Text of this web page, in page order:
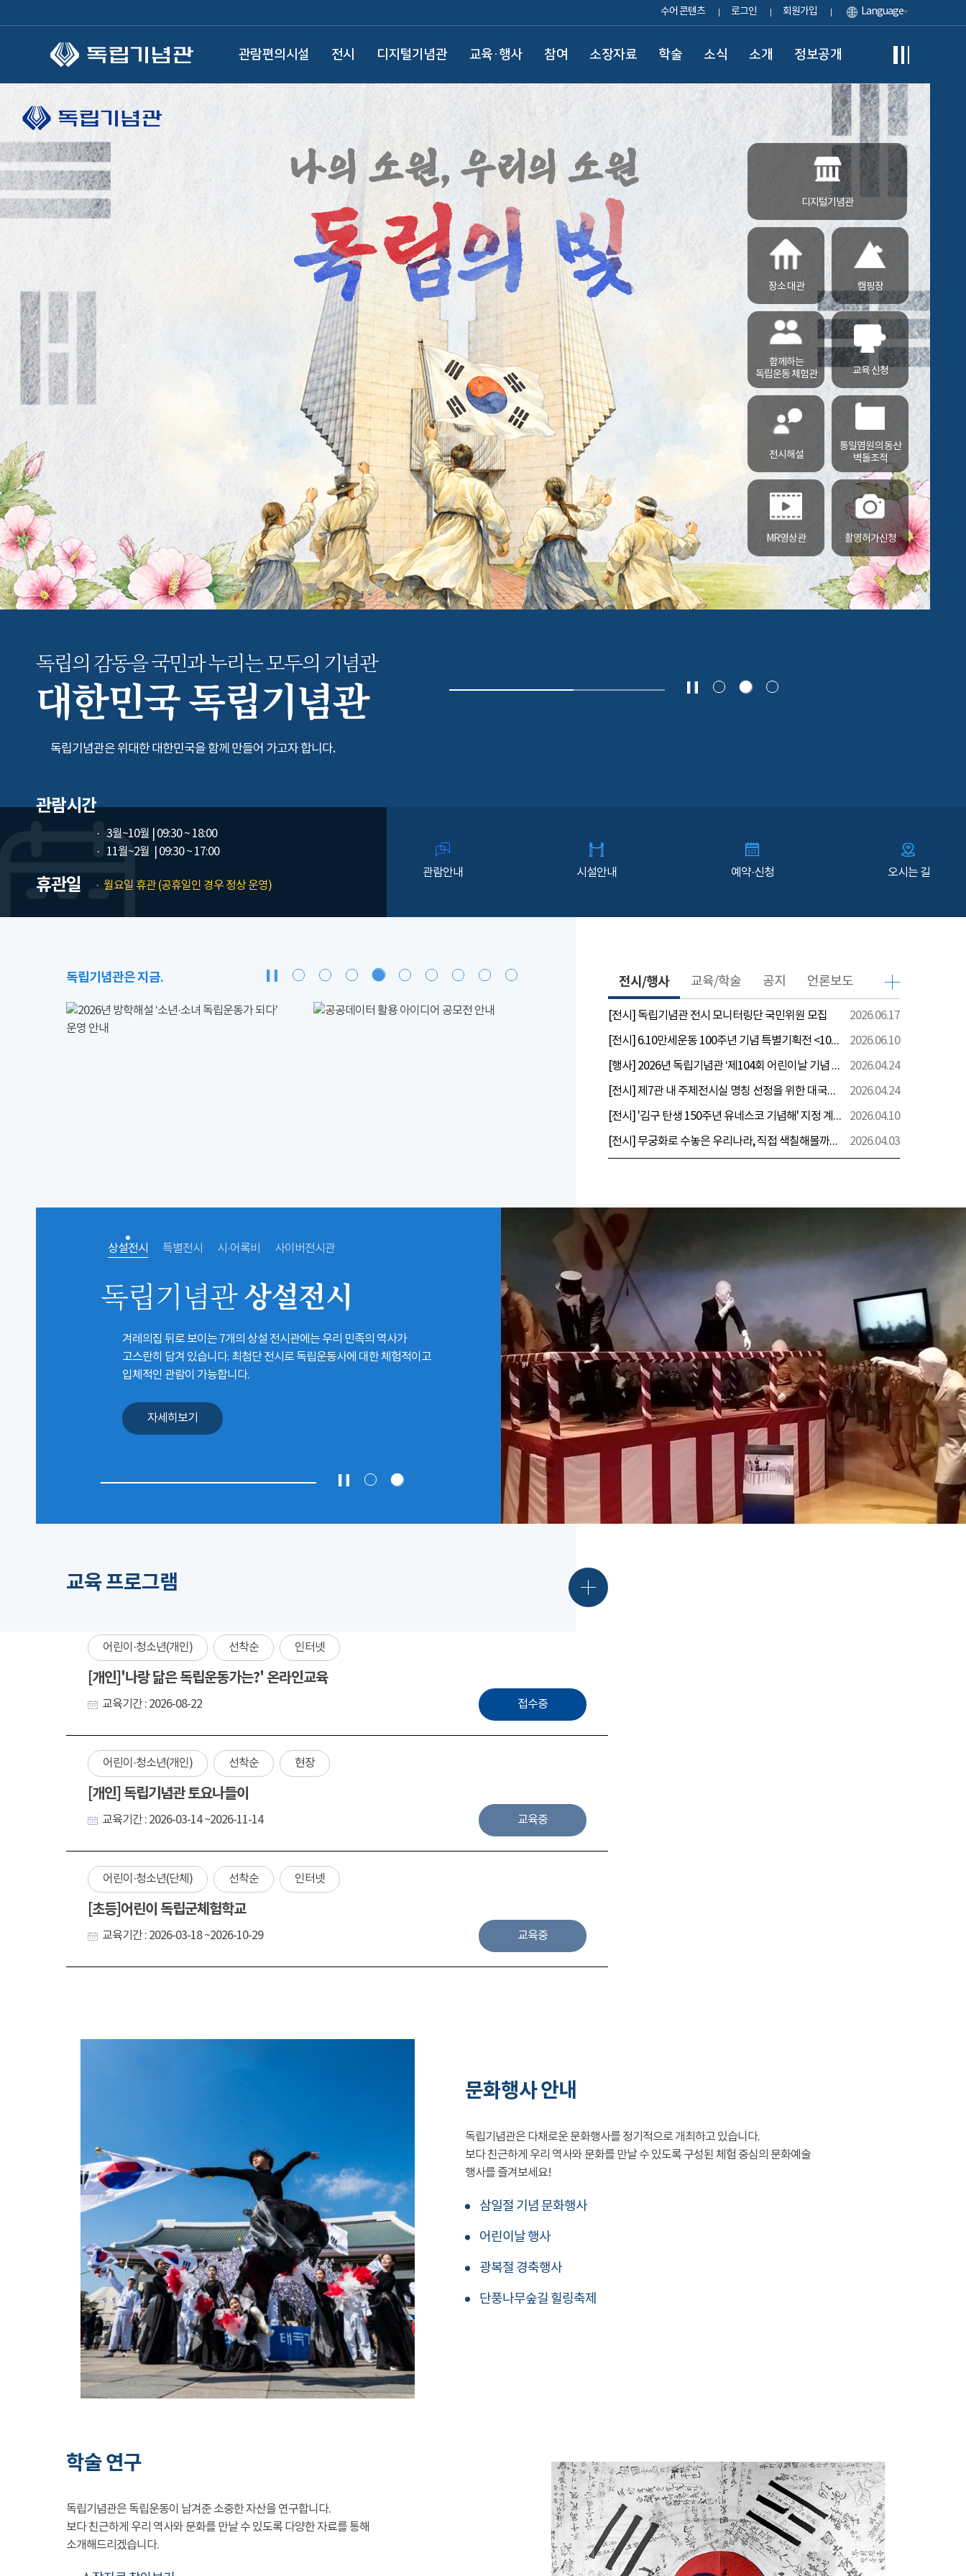
수어 콘텐츠 로그인 회원가입 Language
관람편의시설 전시 디지털기념관 교육·행사 참여 소장자료 학술 소식 소개 정보공개
디지털기념관
장소 대관 캠핑장
함께하는
독립운동 체험관
교육 신청
전시해설
통일염원의 동산
벽돌조적
MR영상관 촬영허가신청
독립의 감동을 국민과 누리는모두의 기념관
대한민국 독립기념관
독립기념관은 위대한 대한민국을 함께 만들어 가고자 합니다.
관람시간
3월~10월
| 09:30 ~ 18:00
11월~2월
| 09:30 ~ 17:00
휴관일 월요일 휴관 (공휴일인 경우 정상 운영)
관람안내 시설안내 예약·신청 오시는 길
독립기념관은 지금. 전시/행사
[전시] 독립기념관 전시 모니터링단 국민위원 모집
2026.06.17
[전시] 6.10만세운동 100주년 기념 특별기획전 <100년 전 그날을 보다: 6.10만세운동>
2026.06.10
[행사] 2026년 독립기념관 ‘제104회 어린이날 기념 행사’ 안내
2026.04.24
[전시] 제7관 내 주제전시실 명칭 선정을 위한 대국민 의견 수렴 실시
2026.04.24
[전시] '김구 탄생 150주년 유네스코 기념해' 지정 계기 AI영상 국민공모 개최 안내
2026.04.10
[전시] 무궁화로 수놓은 우리나라, 직접 색칠해볼까요?
2026.04.03
교육/학술 공지 언론보도
상설전시 특별전시 시·어록비 사이버전시관
독립기념관상설전시
겨레의집 뒤로 보이는 7개의 상설 전시관에는 우리 민족의 역사가
고스란히 담겨 있습니다. 최첨단 전시로 독립운동사에 대한 체험적이고
입체적인 관람이 가능합니다.
자세히보기
교육 프로그램
어린이·청소년(개인) 선착순 인터넷
[개인]'나랑 닮은 독립운동가는?' 온라인교육
교육기간 : 2026-08-22 접수중
어린이·청소년(개인) 선착순 현장
[개인] 독립기념관 토요나들이
교육기간 : 2026-03-14 ~2026-11-14 교육중
어린이·청소년(단체) 선착순 인터넷
[초등]어린이 독립군체험학교
교육기간 : 2026-03-18 ~2026-10-29 교육중
문화행사 안내
독립기념관은 다채로운 문화행사를 정기적으로 개최하고 있습니다.
보다 친근하게 우리 역사와 문화를 만날 수 있도록 구성된 체험 중심의 문화예술
행사를 즐겨보세요!
삼일절 기념 문화행사
어린이날 행사
광복절 경축행사
단풍나무숲길 힐링축제
학술 연구
독립기념관은 독립운동이 남겨준 소중한 자산을 연구합니다.
보다 친근하게 우리 역사와 문화를 만날 수 있도록 다양한 자료를 통해
소개해드리겠습니다.